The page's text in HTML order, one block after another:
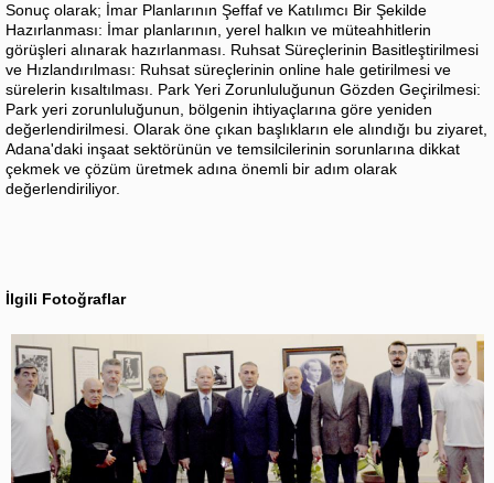
Sonuç olarak; İmar Planlarının Şeffaf ve Katılımcı Bir Şekilde
Hazırlanması: İmar planlarının, yerel halkın ve müteahhitlerin
görüşleri alınarak hazırlanması. Ruhsat Süreçlerinin Basitleştirilmesi
ve Hızlandırılması: Ruhsat süreçlerinin online hale getirilmesi ve
sürelerin kısaltılması. Park Yeri Zorunluluğunun Gözden Geçirilmesi:
Park yeri zorunluluğunun, bölgenin ihtiyaçlarına göre yeniden
değerlendirilmesi. Olarak öne çıkan başlıkların ele alındığı bu ziyaret,
Adana'daki inşaat sektörünün ve temsilcilerinin sorunlarına dikkat
çekmek ve çözüm üretmek adına önemli bir adım olarak
değerlendiriliyor.
İlgili Fotoğraflar